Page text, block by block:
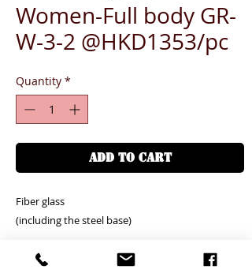
Women-Full body GR-
W-3-2 @HKD1353/pc
Quantity *
ADD TO CART
Fiber glass
(including the steel base)